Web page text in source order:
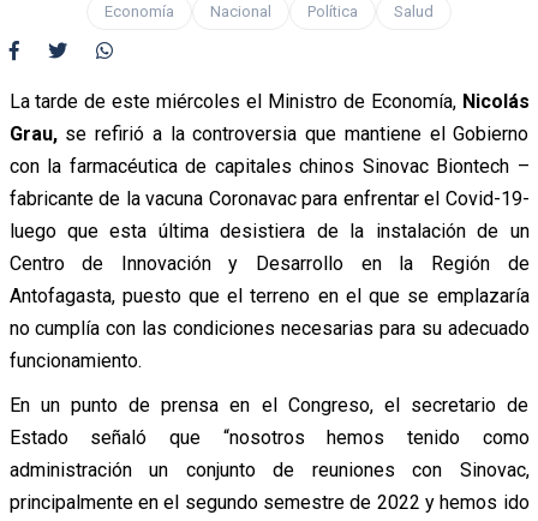
Economía Nacional Política Salud
La tarde de este miércoles el Ministro de Economía, Nicolás
Grau,se refirió a la controversia que mantiene el Gobierno
con la farmacéutica de capitales chinos Sinovac Biontech –
fabricante de la vacuna Coronavac para enfrentar el Covid-19-
luego que esta última desistiera de la instalación de un
Centro de Innovación y Desarrollo en la Región de
Antofagasta, puesto que el terreno en el que se emplazaría
no cumplía con las condiciones necesarias para su adecuado
funcionamiento.
En un punto de prensa en el Congreso, el secretario de
Estado señaló que “nosotros hemos tenido como
administración un conjunto de reuniones con Sinovac,
principalmente en el segundo semestre de 2022 y hemos ido